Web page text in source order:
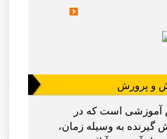
و پرورش
به وسیله زمان،